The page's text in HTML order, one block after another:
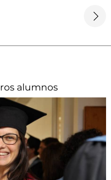
alumnos​